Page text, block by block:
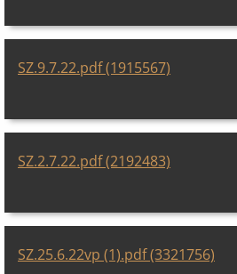
SZ.9.7.22.pdf (1915567)
SZ.2.7.22.pdf (2192483)
SZ.25.6.22vp (1).pdf (3321756)